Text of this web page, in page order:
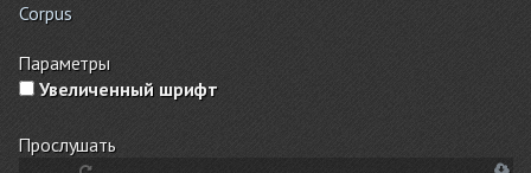
Corpus
Параметры
Увеличенный шрифт
Прослушать